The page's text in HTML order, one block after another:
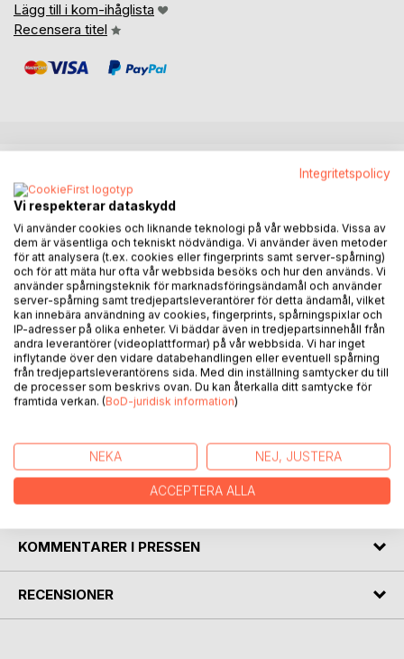
Lägg till i kom-ihåglista
Recensera titel
Boken Det stora språnget handlar om de beslut och följder
av beslut du behöver veta om innan du slutar med
psykofarmaka. Boken är skriven utifrån svenska
förhållanden och riktar sig till en bred målgrupp
intresserade av ämnet. Patienter, närstående och
vårdpersonal, det finns något i boken för alla.
Förhoppningen är att göra ett mycket stort område
tillgängligt för alla som är intresserade av psykiatrin.
Mycket av texten är taget från utländska källor, det som
kanske inte ännu är så känt i Sverige. Boken kan också
användas som en ren livlina för människor som kämpar med
det kostar en massa pengar.
KOMMENTARER I PRESSEN
RECENSIONER
Integritetspolicy
Vi respekterar dataskydd
Vi använder cookies och liknande teknologi på vår webbsida. Vissa av
dem är väsentliga och tekniskt nödvändiga. Vi använder även metoder
för att analysera (t.ex. cookies eller fingerprints samt server-spårning)
och för att mäta hur ofta vår webbsida besöks och hur den används. Vi
använder spårningsteknik för marknadsföringsändamål och använder
server-spårning samt tredjepartsleverantörer för detta ändamål, vilket
kan innebära användning av cookies, fingerprints, spårningspixlar och
IP-adresser på olika enheter. Vi bäddar även in tredjepartsinnehåll från
andra leverantörer (videoplattformar) på vår webbsida. Vi har inget
inflytande över den vidare databehandlingen eller eventuell spårning
från tredjepartsleverantörens sida. Med din inställning samtycker du till
de processer som beskrivs ovan. Du kan återkalla ditt samtycke för
framtida verkan. (BoD-juridisk information)
NEKA NEJ, JUSTERA
ACCEPTERA ALLA